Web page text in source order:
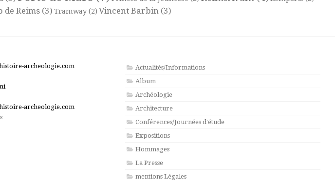
de Reims(3) Tramway(2) Vincent Barbin(3)
archeologie.com
archeologie.com
Actualités/Informations
Album
Archéologie
Architecture
Conférences/Journées d'étude
Expositions
Hommages
La Presse
mentions Légales